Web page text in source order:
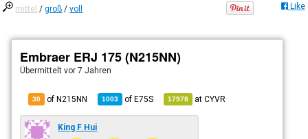
mittel /groß /voll Like
Embraer ERJ 175 (N215NN)
Übermitteltvor 7 Jahren
30 of N215NN 1003 ofE75S 17978 atCYVR
King F Hui